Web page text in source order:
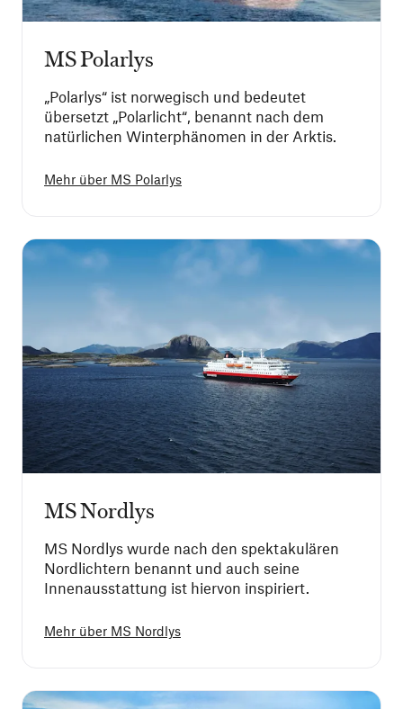
MS Polarlys
„Polarlys“ ist norwegisch und bedeutet
übersetzt „Polarlicht“, benannt nach dem
natürlichen Winterphänomen in der Arktis.
Mehr über MS Polarlys
MS Nordlys
MS Nordlys wurde nach den spektakulären
Nordlichtern benannt und auch seine
Innenausstattung ist hiervon inspiriert.
Mehr über MS Nordlys